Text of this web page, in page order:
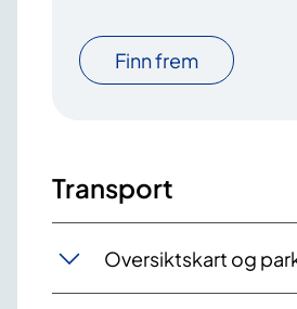
Finn frem
Transport
Oversiktskart og